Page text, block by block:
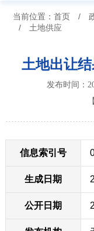
当前位置： 首页 /
/
土地供应
土地出让
发布时间：
信息索引号
生成日期
公开日期